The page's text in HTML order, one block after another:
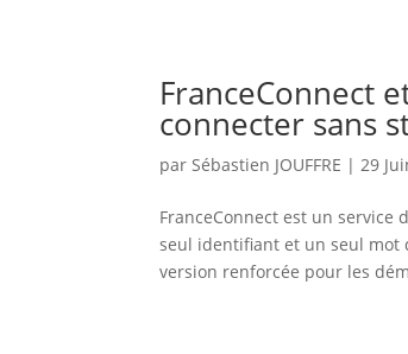
FranceConnect
connecter sans
parSébastien JOUFFRE |29
FranceConnect est un service
seul identifiant et un seul mot
version renforcée pour les